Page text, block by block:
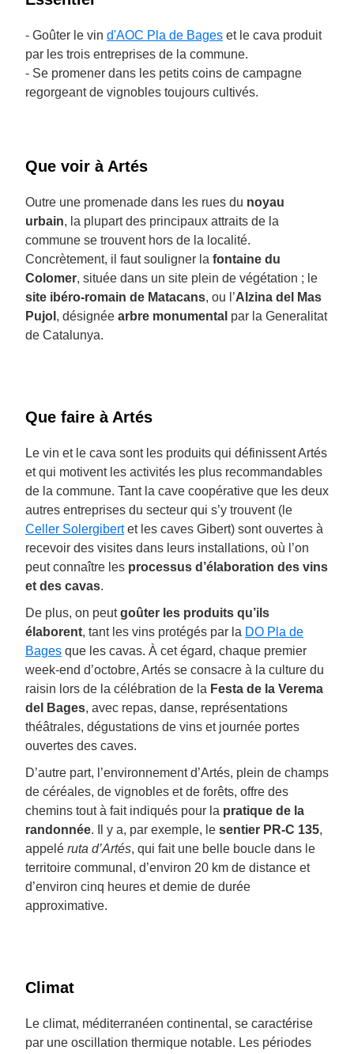
- Goûter le vin d'AOC Pla de Bages et le cava produit
par les trois entreprises de la commune.
- Se promener dans les petits coins de campagne
regorgeant de vignobles toujours cultivés.
Que voir à Artés
Outre une promenade dans les rues du noyau
urbain, la plupart des principaux attraits de la
commune se trouvent hors de la localité.
Concrètement, il faut souligner la fontaine du
Colomer, située dans un site plein de végétation ; le
site ibéro-romain de Matacans, ou l’Alzina del Mas
Pujol , désignée arbre monumental par la Generalitat
de Catalunya.
Que faire à Artés
Le vin et le cava sont les produits qui définissent Artés
et qui motivent les activités les plus recommandables
de la commune. Tant la cave coopérative que les deux
autres entreprises du secteur qui s’y trouvent (le
Celler Solergibertet les caves Gibert) sont ouvertes à
recevoir des visites dans leurs installations, où l’on
peut connaître les processus d’élaboration des vins
et des cavas.
De plus, on peutgoûter les produits qu’ils
élaborent, tant les vins protégés par la DO Pla de
Bages que les cavas. À cet égard, chaque premier
week-end d’octobre, Artés se consacre à la culture du
raisin lors de la célébration de la Festa de la Verema
del Bages, avec repas, danse, représentations
théâtrales, dégustations de vins et journée portes
ouvertes des caves.
D’autre part, l’environnement d’Artés, plein de champs
de céréales, de vignobles et de forêts, offre des
chemins tout à fait indiqués pour la pratique de la
randonnée. Il y a, par exemple, le sentier PR-C 135,
appelé ruta d’Artés, qui fait une belle boucle dans le
territoire communal, d’environ 20 km de distance et
d’environ cinq heures et demie de durée
approximative.
Climat
Le climat, méditerranéen continental, se caractérise
par une oscillation thermique notable. Les périodes